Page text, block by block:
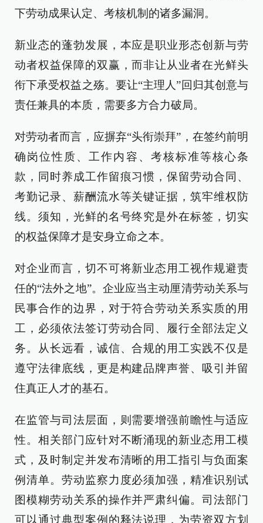
下劳动成果认定、考核机制的诸多漏洞。
新业态的蓬勃发展，本应是职业形态创新与劳
动者权益保障的双赢，而非让从业者在光鲜头
衔下承受权益之殇。要让“主理人”回归其创意与
责任兼具的本质，需要多方合力破局。
对劳动者而言，应摒弃“头衔崇拜”，在签约前明
确岗位性质、工作内容、考核标准等核心条
款，同时养成工作留痕习惯，保留劳动合同、
考勤记录、薪酬流水等关键证据，筑牢维权防
线。须知，光鲜的名号终究是外在标签，切实
的权益保障才是安身立命之本。
对企业而言，切不可将新业态用工视作规避责
任的“法外之地”。企业应当主动厘清劳动关系与
民事合作的边界，对于符合劳动关系实质的用
工，必须依法签订劳动合同、履行全部法定义
务。从长远看，诚信、合规的用工实践不仅是
遵守法律底线，更是构建品牌声誉、吸引并留
住真正人才的基石。
在监管与司法层面，则需要增强前瞻性与适应
性。相关部门应针对不断涌现的新业态用工模
式，及时制定并发布清晰的用工指引与负面案
例清单。劳动监察力度必须加强，精准识别试
图模糊劳动关系的操作并严肃纠偏。司法部门
可以通过典型案例的释法说理，为劳资双方划